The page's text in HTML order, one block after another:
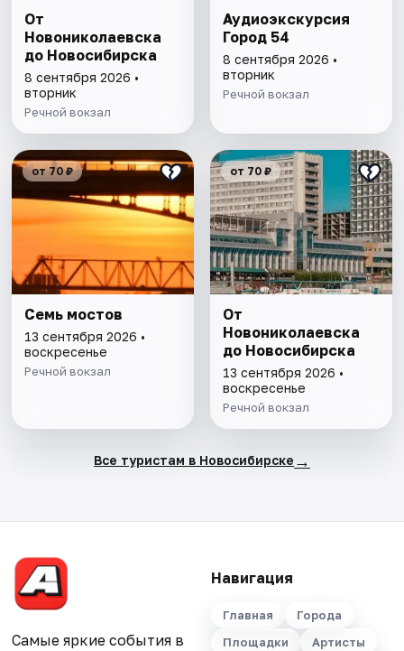
От
Новониколаевска
до Новосибирска
8 сентября 2026 •
вторник
Речной вокзал
Аудиоэкскурсия
Город 54
8 сентября 2026 •
вторник
Речной вокзал
от 70 ₽
Семь мостов
13 сентября 2026 •
воскресенье
Речной вокзал
от 70 ₽
От
Новониколаевска
до Новосибирска
13 сентября 2026 •
воскресенье
Речной вокзал
Все туристам в Новосибирске →
Самые яркие события в
Навигация
Главная
Города
Площадки
Артисты